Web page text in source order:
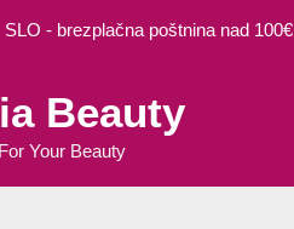
- brezplačna poštnina nad 100€
Beauty
Your Beauty